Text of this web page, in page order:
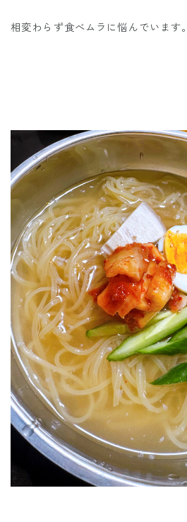
相変わらず食べムラに悩んでいます。